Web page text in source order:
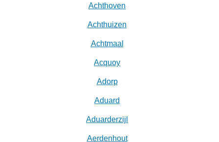
Achthoven
Achthuizen
Achtmaal
Acquoy
Adorp
Aduard
Aduarderzijl
Aerdenhout